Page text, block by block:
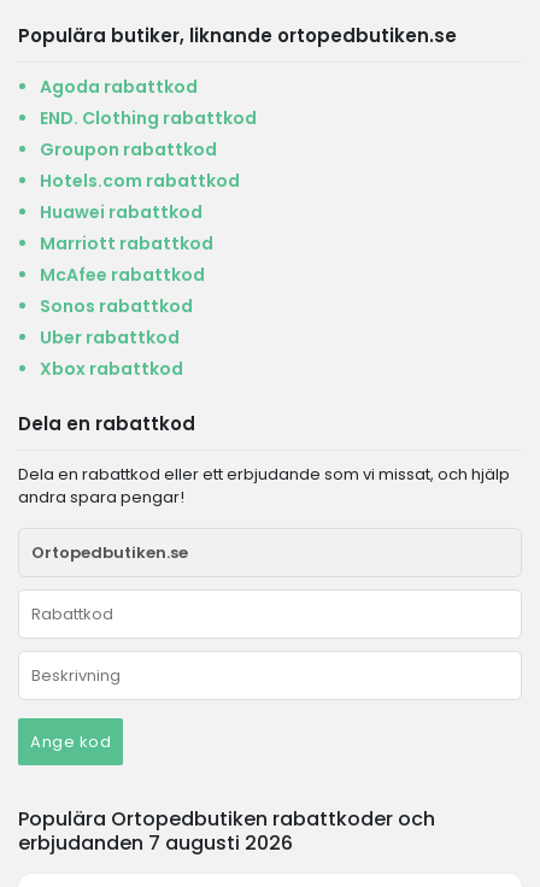
Populära butiker, liknande ortopedbutiken.se
Agoda rabattkod
END. Clothing rabattkod
Groupon rabattkod
Hotels.com rabattkod
Huawei rabattkod
Marriott rabattkod
McAfee rabattkod
Sonos rabattkod
Uber rabattkod
Xbox rabattkod
Dela en rabattkod
Dela en rabattkod eller ett erbjudande som vi missat, och hjälp
andra spara pengar!
Ange kod
Populära Ortopedbutiken rabattkoder och
erbjudanden 7 augusti 2026